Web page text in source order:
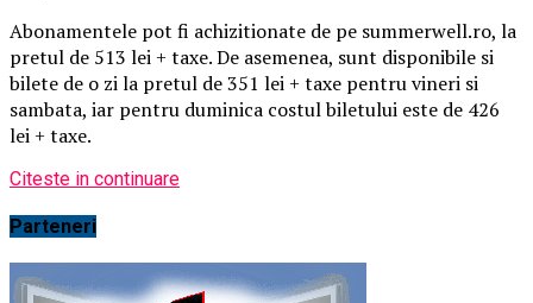
Abonamentele pot fi achizitionate de pe summerwell.ro, la
pretul de 513 lei + taxe. De asemenea, sunt disponibile si
bilete de o zi la pretul de 351 lei + taxe pentru vineri si
sambata, iar pentru duminica costul biletului este de 426
lei + taxe.
Citeste in continuare
Parteneri